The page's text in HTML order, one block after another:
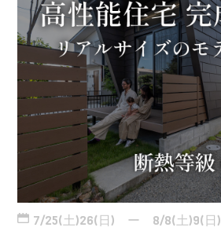
7/25(土)26(日) ー 8/8(土)9(日)